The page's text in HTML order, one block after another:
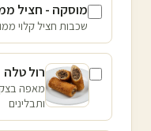
מוסקה - חציל
שכבות חציל קלוי
רול טלה
מאפה בצק
ותבלינים